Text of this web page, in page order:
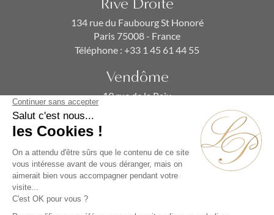
134 rue du Faubourg St Honoré
Paris 75008 - France
Téléphone : +33 1 45 61 44 55
Vendôme
19 rue de la Paix
Paris 75002 - France
Téléphone :
ABONNEZ-VOUS À NOTRE NEWSLETTER